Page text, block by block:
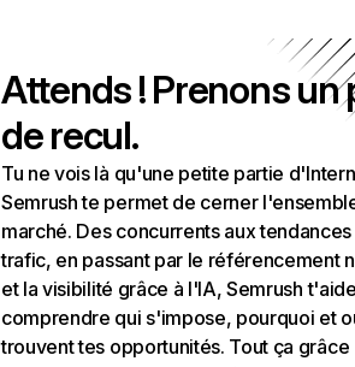
Attends ! Prenons un
de recul.
Tu ne vois là qu'une petite partie
Semrush te permet de cerner
marché. Des concurrents aux
trafic, en passant par le référencement
et la visibilité grâce à l'IA, Semrush
comprendre qui s'impose, pourquoi et
trouvent tes opportunités. Tout ça grâce